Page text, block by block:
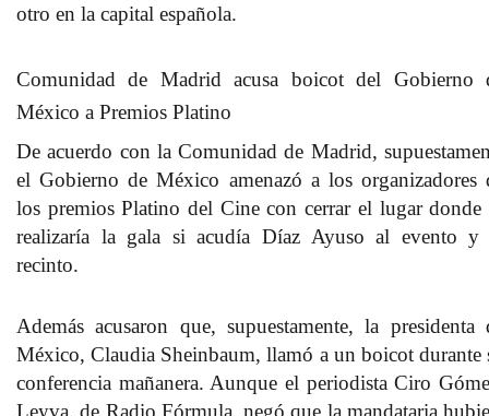
otro en la capital española.
Comunidad de Madrid acusa boicot del Gobierno
México a Premios Platino
De acuerdo con la Comunidad de Madrid,
el Gobierno de México amenazó a los organizadores
los premios Platino del Cine con cerrar el lugar donde
realizaría la gala si acudía Díaz Ayuso al evento y
recinto.
Además acusaron que, supuestamente, la presidenta
México, Claudia Sheinbaum, llamó a un boicot durante
conferencia mañanera. Aunque el periodista Ciro
Leyva, de Radio Fórmula, negó que la mandataria